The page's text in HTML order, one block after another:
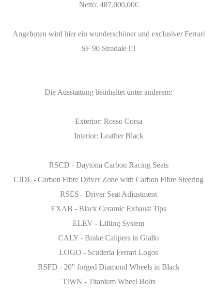
Netto: 487.000,00€
Angeboten wird hier ein wunderschöner und exclusiver Ferrari
SF 90 Stradale !!!
Die Ausstattung beinhaltet unter anderem:
Exterior: Rosso Corsa
Interior: Leather Black
RSCD - Daytona Carbon Racing Seats
CIDL - Carbon Fibre Driver Zone with Carbon Fibre Steering
RSES - Driver Seat Adjustment
EXAB - Black Ceramic Exhaust Tips
ELEV - Lifting System
CALY - Brake Calipers in Giallo
LOGO - Scuderia Ferrari Logos
RSFD - 20" forged Diamond Wheels in Black
TIWN - Titanium Wheel Bolts